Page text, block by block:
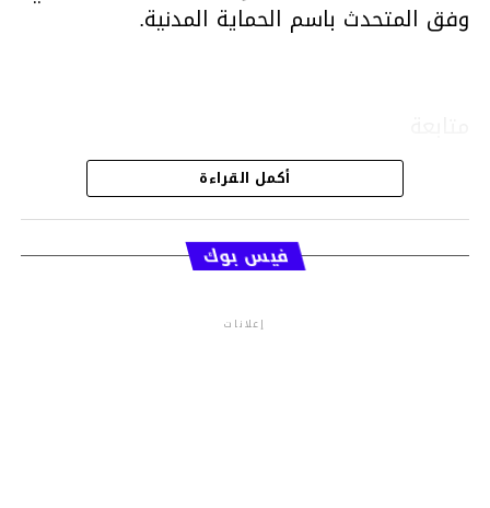
وفق المتحدث باسم الحماية المدنية.
قسم الاخبار
أكمل القراءة
فيس بوك
إعلانات